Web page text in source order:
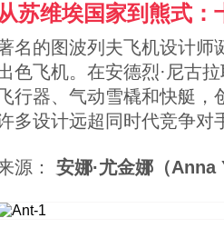
苏维埃国家到熊式：
名的图波列夫飞机设计师
色飞机。在安德烈·尼古
行器、气动雪橇和快艇，
多设计远超同时代竞争对
源： 安娜·尤金娜（Anna